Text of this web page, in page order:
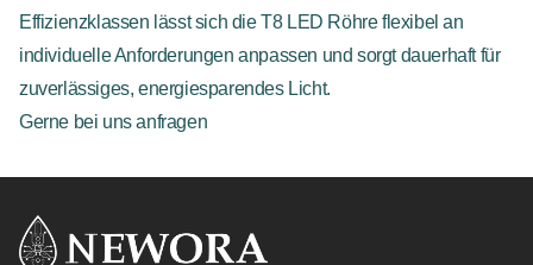
Effizienzklassen lässt sich die T8 LED Röhre flexibel an
individuelle Anforderungen anpassen und sorgt dauerhaft für
zuverlässiges, energiesparendes Licht.
Gerne bei uns anfragen